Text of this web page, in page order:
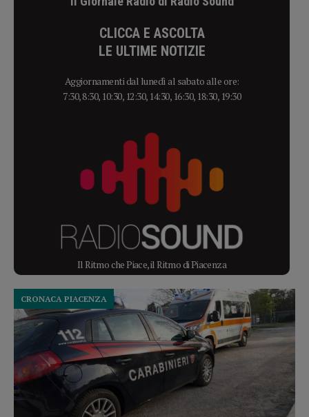
CLICCA E ASCOLTA
LE ULTIME NOTIZIE
Aggiornamenti dal lunedì al sabato alle ore:
7:30, 8:30, 10:30, 12:30, 14:30, 16:30, 18:30, 19:30
Il Ritmo che Piace, il Ritmo di Piacenza
CRONACA PIACENZA